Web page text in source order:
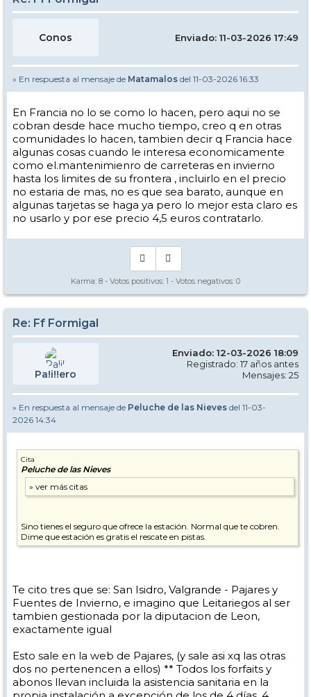
Conos Enviado: 11-03-2026 17:49
» En respuesta al mensaje de Matamalos del 11-03-2026 16:33
En Francia no lo se como lo hacen, pero aqui no se
cobran desde hace mucho tiempo, creo q en otras
comunidades lo hacen, tambien decir q Francia hace
algunas cosas cuando le interesa economicamente
como el.mantenimienro de carreteras en invierno
hasta los limites de su frontera , incluirlo en el precio
no estaria de mas, no es que sea barato, aunque en
algunas tarjetas se haga ya pero lo mejor esta claro es
no usarlo y por ese precio 4,5 euros contratarlo.
Karma: 8 - Votos positivos: 1 - Votos negativos: 0
Re: Ff Formigal
Pa!i!!ero
Enviado: 12-03-2026 18:09
Registrado: 17 años antes
Mensajes: 25
» En respuesta al mensaje de Peluche de las Nieves del 11-03-
2026 14:34
Cita
Peluche de las Nieves
Sino tienes el seguro que ofrece la estación. Normal que te cobren.
Dime que estación es gratis el rescate en pistas.
Te cito tres que se: San Isidro, Valgrande - Pajares y
Fuentes de Invierno, e imagino que Leitariegos al ser
tambien gestionada por la diputacion de Leon,
exactamente igual
Esto sale en la web de Pajares, (y sale asi xq las otras
dos no pertenencen a ellos) ** Todos los forfaits y
abonos llevan incluida la asistencia sanitaria en la